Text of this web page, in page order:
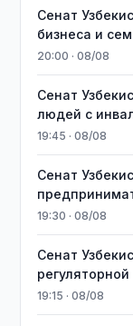
Сенат
бизнеса и
20:00 · 08/08
Сенат
людей с
19:45 · 08/08
Сенат
19:30 · 08/08
Сенат
19:15 · 08/08